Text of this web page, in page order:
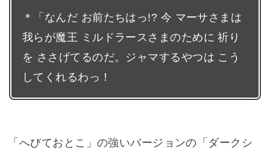
＊「なんだ お前たちはっ!? 今 マーサさまは
我らが魔王 ミルドラースさまのために 祈り
を ささげてるのだ。ジャマするやつは こう
してくれるわっ！
「へびておとこ」の強いバージョンの「ダークシ